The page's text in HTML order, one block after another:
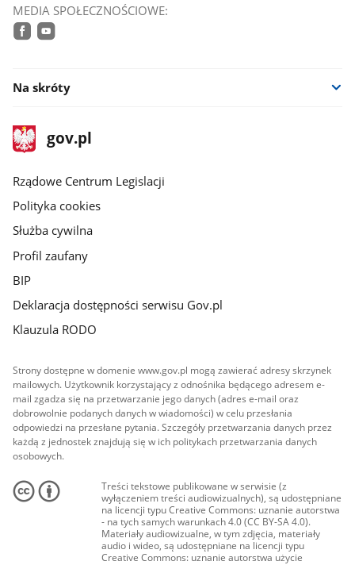
MEDIA SPOŁECZNOŚCIOWE:
Na skróty
stopka
gov.plStrona
gov.pl
Rządowe Centrum Legislacji
Polityka cookies
Służba cywilna
Profil zaufany
BIP
Deklaracja dostępności serwisu Gov.pl
Klauzula RODO
Strony dostępne w domenie www.gov.pl mogą zawierać adresy skrzynek
mailowych. Użytkownik korzystający z odnośnika będącego adresem e-
mail zgadza się na przetwarzanie jego danych (adres e-mail oraz
dobrowolnie podanych danych w wiadomości) w celu przesłania
odpowiedzi na przesłane pytania. Szczegóły przetwarzania danych przez
każdą z jednostek znajdują się w ich politykach przetwarzania danych
osobowych.
Treści tekstowe publikowane w serwisie (z
wyłączeniem treści audiowizualnych), są udostępniane
na licencji typu Creative Commons: uznanie autorstwa
- na tych samych warunkach 4.0 (CC BY-SA 4.0).
Materiały audiowizualne, w tym zdjęcia, materiały
audio i wideo, są udostępniane na licencji typu
Creative Commons: uznanie autorstwa użycie